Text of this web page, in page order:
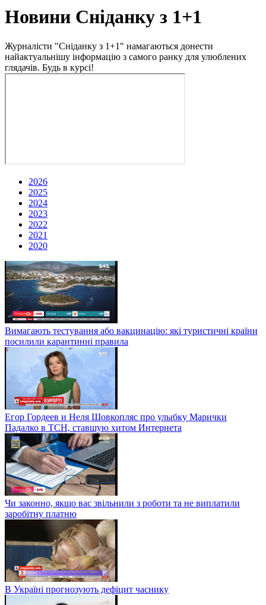
Новини Сніданку з 1+1
Журналісти "Сніданку з 1+1" намагаються донести
найактуальнішу інформацію з самого ранку для улюблених
глядачів. Будь в курсі!
2026
2025
2024
2023
2022
2021
2020
Вимагають тестування або вакцинацію: які туристичні країни
посилили карантинні правила
Егор Гордеев и Неля Шовкопляс про улыбку Марички
Падалко в ТСН, ставшую хитом Интернета
Чи законно, якщо вас звільнили з роботи та не виплатили
заробітну платню
В Україні прогнозують дефіцит часнику